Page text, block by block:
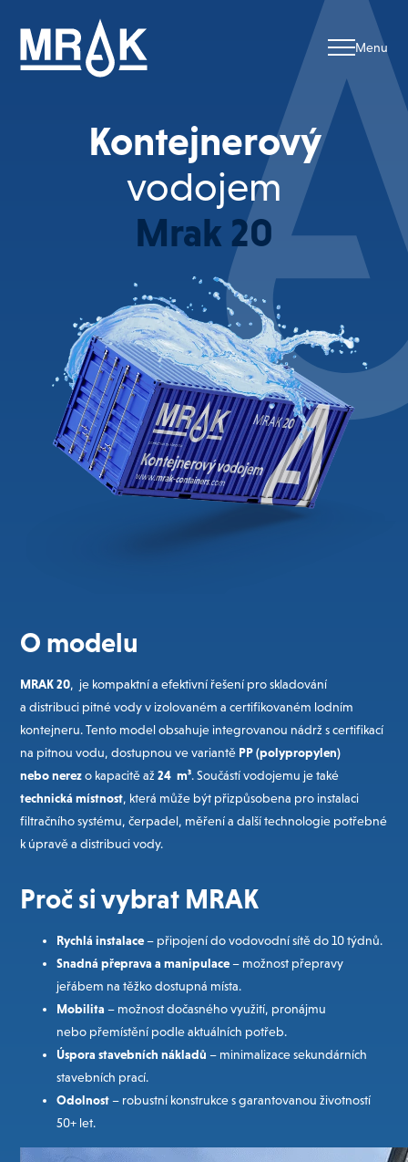
Kontejnerový
vodojem
Mrak 20
O modelu
MRAK 20, je kompaktní a efektivní řešení pro skladování
a distribuci pitné vody v izolovaném a certifikovaném lodním
kontejneru. Tento model obsahuje integrovanou nádrž s certifikací
na pitnou vodu, dostupnou ve variantě PP (polypropylen)
nebo nerezo kapacitě až24 m³. Součástí vodojemu je také
technická místnost, která může být přizpůsobena pro instalaci
filtračního systému, čerpadel, měření a další technologie potřebné
k úpravě a distribuci vody.
Proč si vybrat MRAK
Rychlá instalace– připojení do vodovodní sítě do 10 týdnů.
Snadná přeprava a manipulace– možnost přepravy
jeřábem na těžko dostupná místa.
Mobilita – možnost dočasného využití, pronájmu
nebo přemístění podle aktuálních potřeb.
Úspora stavebních nákladů – minimalizace sekundárních
stavebních prací.
Odolnost– robustní konstrukce s garantovanou životností
50+ let.